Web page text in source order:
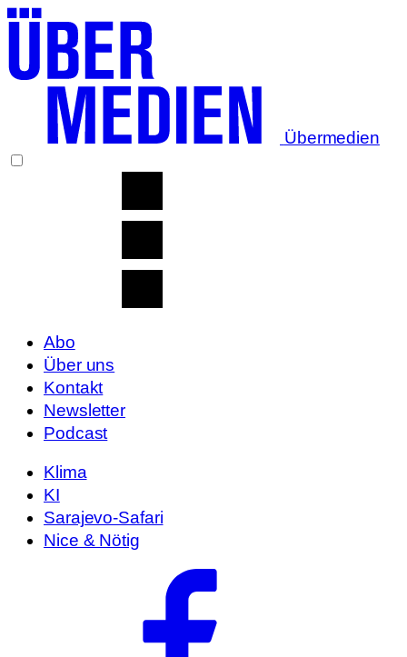
Übermedien
Abo
Über uns
Kontakt
Newsletter
Podcast
Klima
KI
Sarajevo-Safari
Nice & Nötig